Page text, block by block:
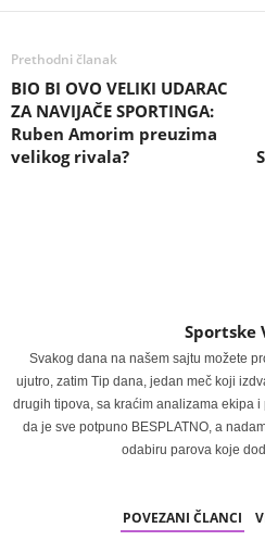
Prethodni članak
BIO BI OVO VELIKI UDARAC
ZA NAVIJAČE SPORTINGA:
Ruben Amorim preuzima
velikog rivala?
Sportske
Svakog dana na našem sajtu možete
ujutro, zatim Tip dana, jedan meč koji
drugih tipova, sa kraćim analizama ekipa
da je sve potpuno BESPLATNO, a
odabiru parova koje
POVEZANI ČLANCI